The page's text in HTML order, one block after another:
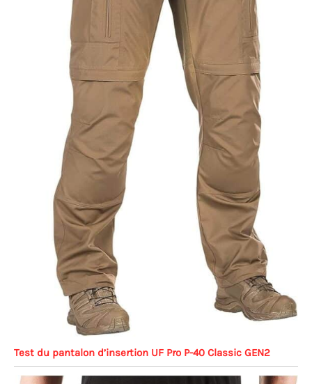
capuche de noël pour homme veste homme pull
polaire pour homme débardeur blanc homme veste
de course imperméable homme veste de course
imperméable homme sweat à capuche couverture
homme sweat à capuche noir avec fermeture éclair
chandail à capuche camouflage pour homme
chandail à capuche crème pour homme chandail à
capuche camouflage pour homme pull de Noël avec
capuche en polaire légère sweat blanc pour homme
chandail à capuche léger pour homme chandail à
capuche à zip complet en polaire pour homme
chandail à capuche à manches courtes pour
homme hoddies pour homme Vestes d'hommes
pour l'hiver pulls verts vestes blanches pour
hommes sweat à capuche surdimensionné pour
Noël pulls pour hommes en polaire vêtements pour
hommes avec lampe de poche pulls gris pour
hommes veste d'hiver pour hommes sweat à
capuche pour hommes sweatshirts' Pull de travail
pour hommes sweat à capuche de Noël veste d'été
légère pour hommes pull à fermeture éclair quart
pour hommes sweat à capuche gris zippé pour
hommes sweats à capuche sweats à capuche
amples noirs pour hommes couverture sweat à
capuche pour hommes sweats à capuche hommes
Test du pantalon d’insertion UF Pro P-40 Classic GEN2